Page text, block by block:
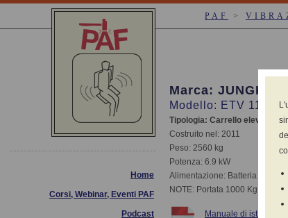
PAF >
Home
Corsi, Webinar, Eventi PAF
Podcast
Marca:
Modello: ETV 110/
Tipologia: Carrello elevatore
Costruito nel: 2011
Peso: 2560 kg
Potenza: 6.9 kW
Alimentazione: Batteria 12V-
NOTE: Portata 1000 Kg
Manuale di istruzioni